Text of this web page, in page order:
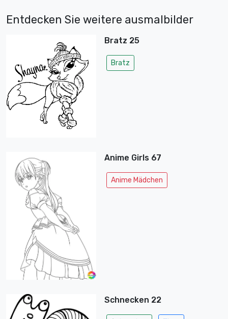
Entdecken Sie weitere ausmalbilder
Bratz 25
Bratz
Anime Girls 67
Anime Mädchen
Schnecken 22